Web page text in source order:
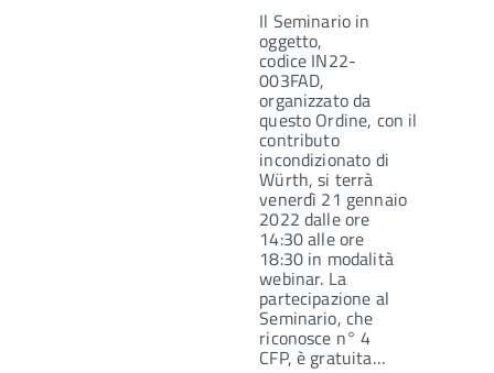
Il Seminario in
oggetto,
codice IN22-
003FAD,
organizzato da
questo Ordine, con il
contributo
incondizionato di
Würth, si terrà
venerdì 21 gennaio
2022 dalle ore
14:30 alle ore
18:30 in modalità
webinar. La
partecipazione al
Seminario, che
riconosce n° 4
CFP, è gratuita…